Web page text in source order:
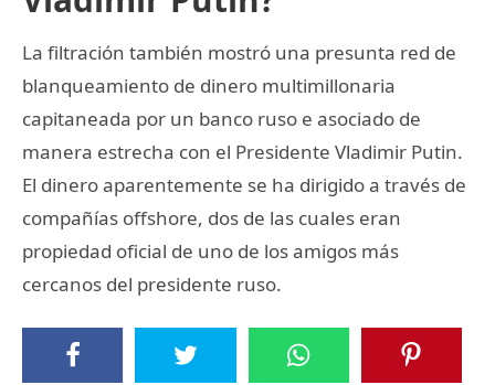
La filtración también mostró una presunta red de
blanqueamiento de dinero multimillonaria
capitaneada por un banco ruso e asociado de
manera estrecha con el Presidente Vladimir Putin.
El dinero aparentemente se ha dirigido a través de
compañías offshore, dos de las cuales eran
propiedad oficial de uno de los amigos más
cercanos del presidente ruso.